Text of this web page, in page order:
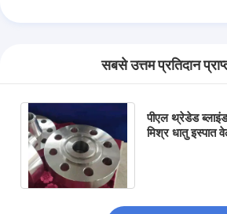
सबसे उत्तम प्रतिदान
पीएल थ्रेडेड
मिश्र धातु इस्पात